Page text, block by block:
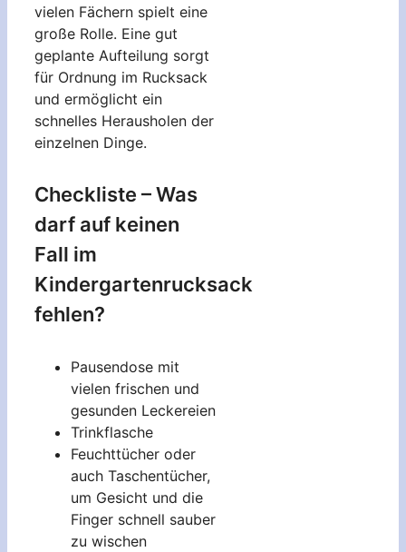
vielen Fächern spielt eine
große Rolle. Eine gut
geplante Aufteilung sorgt
für Ordnung im Rucksack
und ermöglicht ein
schnelles Herausholen der
einzelnen Dinge.
Checkliste – Was
darf auf keinen
Fall im
Kindergartenrucksack
fehlen?
Pausendose mit
vielen frischen und
gesunden Leckereien
Trinkflasche
Feuchttücher oder
auch Taschentücher,
um Gesicht und die
Finger schnell sauber
zu wischen